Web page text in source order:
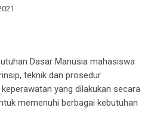
Dasar Manusia mahasiswa
teknik dan prosedur
yang dilakukan secara
memenuhi berbagai kebutuhan